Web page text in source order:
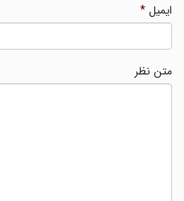
ایمیل*
متن نظر